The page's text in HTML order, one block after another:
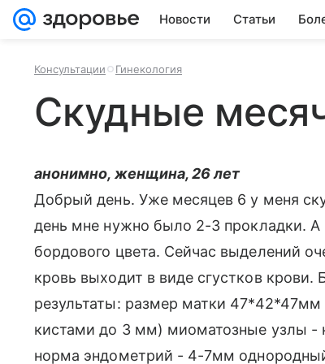
Новости Статьи
Консультации Гинекология
Скудные
анонимно, женщина, 26 лет
Добрый день. Уже месяцев 6 у меня
день мне нужно было 2-3 прокладки. А
бордового цвета. Сейчас выделений
кровь выходит в виде сгустков
результаты: размер матки
кистами до 3 мм) миоматозные узлы -
норма эндометрий - 4-7мм